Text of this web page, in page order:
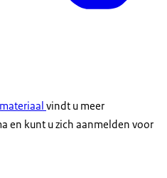
vindt u meer
en kunt u zich aanmelden voor